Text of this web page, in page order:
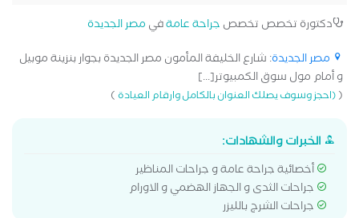
دكتورة تخصص تخصص جراحة عامةفي مصر الجديدة
مصر الجديدة: شارع الخليفة المأمون مصر الجديدة بجوار بنزينة موبيل
و أمام مول سوق الكمبيوتر[...]
((احجز وسوف يصلك العنوان بالكامل وارقام العيادة)
الخبرات والشهادات:
أخصائية جراحة عامة و جراحات المناظير
جراحات الثدى و الجهاز الهضمي و الاورام
جراحات الشرج بالليزر